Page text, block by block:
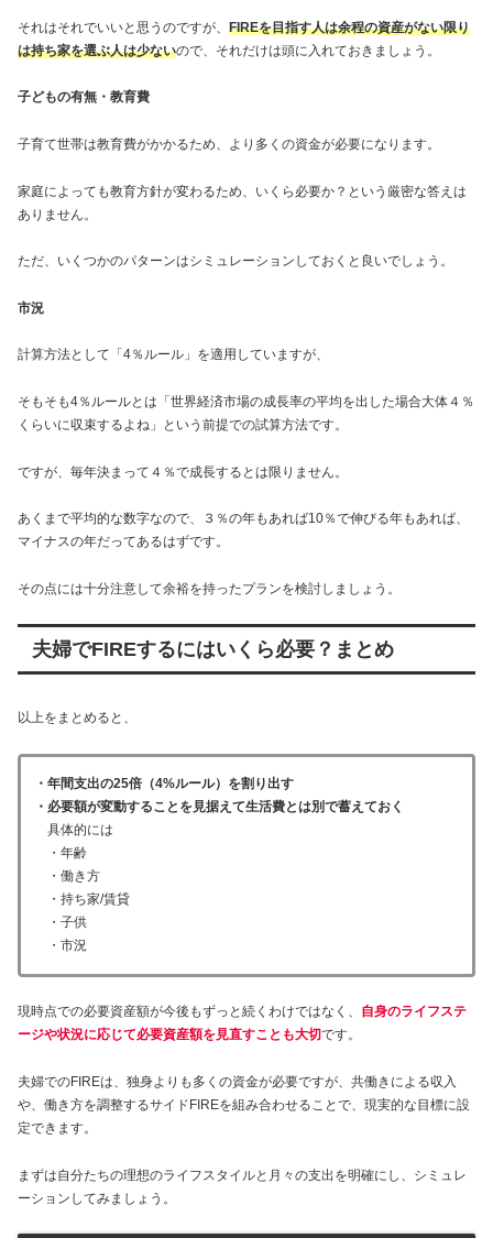
それはそれでいいと思うのですが、 FIREを目指す人は余程の資産がない限り
は持ち家を選ぶ人は少ないので、それだけは頭に入れておきましょう。
子どもの有無・教育費
子育て世帯は教育費がかかるため、より多くの資金が必要になります。
家庭によっても教育方針が変わるため、いくら必要か？という厳密な答えは
ありません。
ただ、いくつかのパターンはシミュレーションしておくと良いでしょう。
市況
計算方法として「4％ルール」を適用していますが、
そもそも4％ルールとは「世界経済市場の成長率の平均を出した場合大体４％
くらいに収束するよね」という前提での試算方法です。
ですが、毎年決まって４％で成長するとは限りません。
あくまで平均的な数字なので、３％の年もあれば10％で伸びる年もあれば、
マイナスの年だってあるはずです。
その点には十分注意して余裕を持ったプランを検討しましょう。
夫婦でFIREするにはいくら必要？まとめ
以上をまとめると、
・年間支出の25倍（4%ルール）を割り出す
・必要額が変動することを見据えて生活費とは別で蓄えておく
具体的には
・年齢
・働き方
・持ち家/賃貸
・子供
・市況
現時点での必要資産額が今後もずっと続くわけではなく、 自身のライフステ
ージや状況に応じて必要資産額を見直すことも大切です。
夫婦でのFIREは、独身よりも多くの資金が必要ですが、共働きによる収入
や、働き方を調整するサイドFIREを組み合わせることで、現実的な目標に設
定できます。
まずは自分たちの理想のライフスタイルと月々の支出を明確にし、シミュレ
ーションしてみましょう。